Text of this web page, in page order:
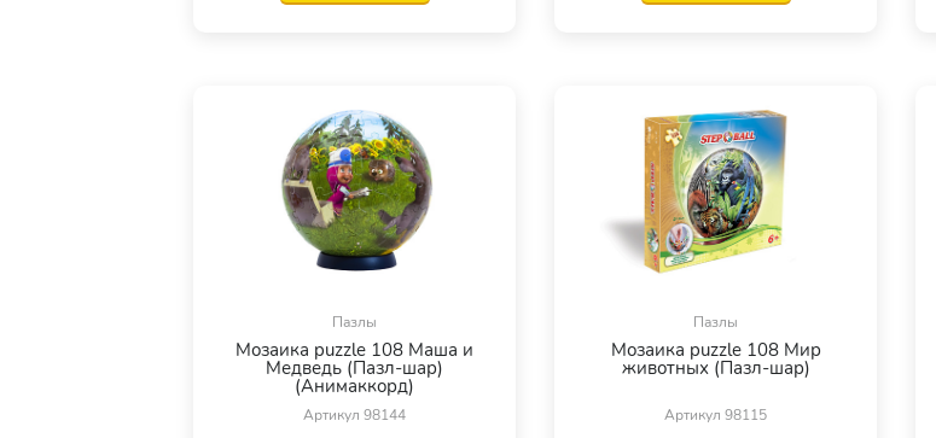
Пазлы
Мозаика puzzle 108 Маша и
Медведь (Пазл-шар)
(Анимаккорд)
Артикул 98144
Пазлы
Мозаика puzzle 108 Мир
животных (Пазл-шар)
Артикул 98115